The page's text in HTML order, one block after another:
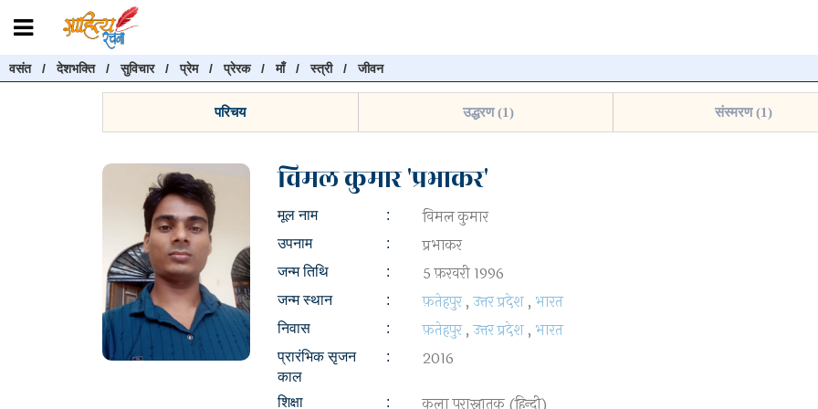
वसंत/देशभक्ति/सुविचार/प्रेम/प्रेरक/माँ/स्त्री/जीवन
परिचय उद्धरण (1) संस्मरण (1)
विमल कुमार 'प्रभाकर'
मूल नाम : विमल कुमार
उपनाम : प्रभाकर
जन्म तिथि : 5 फ़रवरी 1996
जन्म स्थान : फ़तेहपुर,उत्तर प्रदेश , भारत
निवास : फ़तेहपुर,उत्तर प्रदेश , भारत
प्रारंभिक सृजन
काल
: 2016
शिक्षा :
कला परास्नातक (हिन्दी)
रचनाएँ खोजें
रचनाएँ खोजने के लिए नीचे दी गई बॉक्स में हिन्दी में लिखें और "खोजें" बटन पर क्लिक
हटाएँ